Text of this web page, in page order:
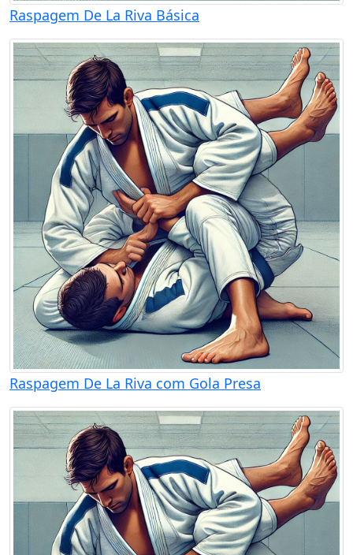
Raspagem De La Riva Básica
Raspagem De La Riva com Gola Presa